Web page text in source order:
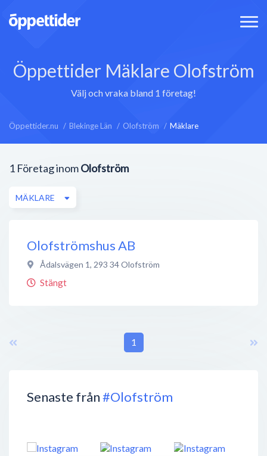
Öppettider Mäklare Olofström
Välj och vraka bland 1 företag!
Öppettider.nu Blekinge Län Olofström Mäklare
Senaste från#Olofström
1 Företag inomOlofström
MÄKLARE
Olofströmshus AB
Ådalsvägen 1, 293 34Olofström
Stängt
1